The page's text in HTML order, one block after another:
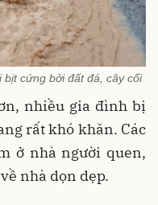
bịt cứng bởi đất đá, cây cối
nhiều gia đình bị
rất khó khăn. Các
ở nhà người quen,
nhà dọn dẹp.